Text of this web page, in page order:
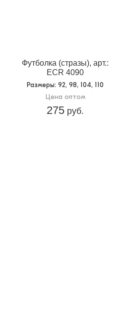
Футболка (стразы), арт.:
ECR 4090
Размеры: 92, 98, 104, 110
Цена оптом
275 руб.